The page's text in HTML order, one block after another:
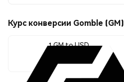
Курс конверсии Gomble (GM)
1 GM to USD
$0.00037537